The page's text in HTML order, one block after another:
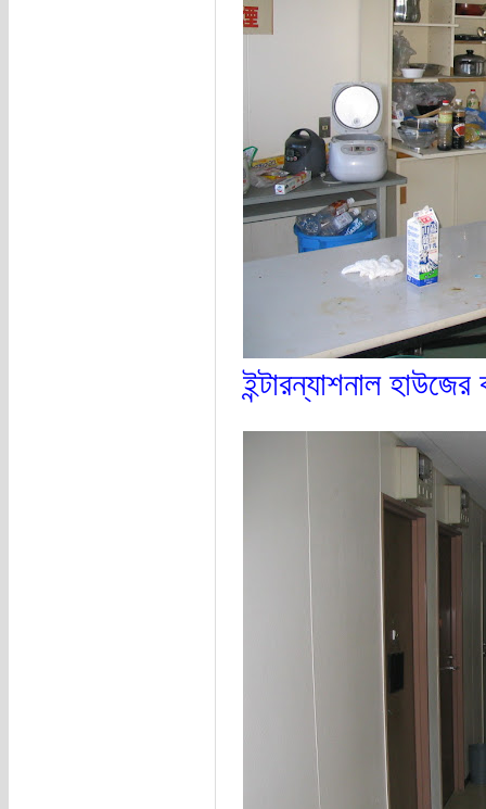
ইন্টারন্যাশনাল